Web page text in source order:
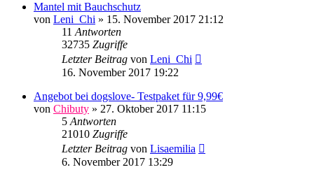
Mantel mit Bauchschutz
von Leni_Chi » 15. November 2017 21:12
11 Antworten
32735 Zugriffe
Letzter Beitrag von Leni_Chi
16. November 2017 19:22
Angebot bei dogslove- Testpaket für 9,99€
von Chibuty » 27. Oktober 2017 11:15
5 Antworten
21010 Zugriffe
Letzter Beitrag von Lisaemilia
6. November 2017 13:29